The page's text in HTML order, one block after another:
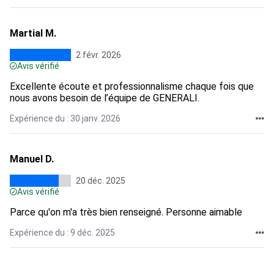
Martial M.
2 févr. 2026
Avis vérifié
Excellente écoute et professionnalisme chaque fois que
nous avons besoin de l’équipe de GENERALI.
Expérience du : 30 janv. 2026
Manuel D.
20 déc. 2025
Avis vérifié
Parce qu'on m'a très bien renseigné. Personne aimable
Expérience du : 9 déc. 2025